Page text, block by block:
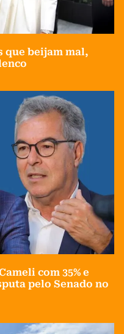
que beijam mal,
com 35% e
pelo Senado no